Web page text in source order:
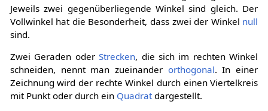
Jeweils zwei gegenüberliegende Winkel sind gleich. Der
Vollwinkel hat die Besonderheit, dass zwei der Winkel null
sind.
Zwei Geraden oderStrecken, die sich im rechten Winkel
schneiden, nennt man zueinander orthogonal. In einer
Zeichnung wird der rechte Winkel durch einen Viertelkreis
mit Punkt oder durch ein Quadratdargestellt.